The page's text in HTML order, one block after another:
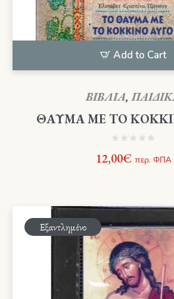
Add to Cart
ΒΙΒΛΙΑ,
ΘΑΥΜΑ ΜΕ ΤΟ
12,00€ περ. ΦΠΑ
Εξαντλημένο